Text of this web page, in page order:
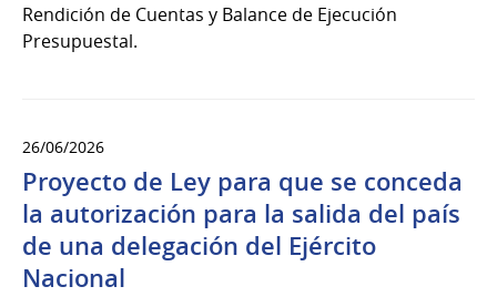
Rendición de Cuentas y Balance de Ejecución
Presupuestal.
26/06/2026
Proyecto de Ley para que se conceda
la autorización para la salida del país
de una delegación del Ejército
Nacional